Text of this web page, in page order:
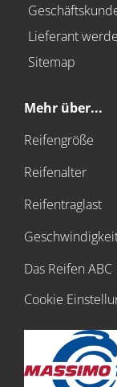
Lieferant
Sitemap
Mehr über...
Reifengröße
Reifenalter
Reifentraglast
Das Reifen ABC
Cookie